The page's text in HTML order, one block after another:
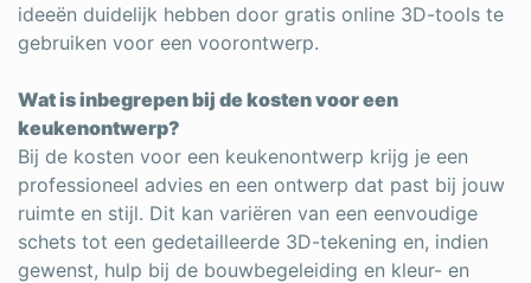
ideeën duidelijk hebben door gratis online 3D-tools te
gebruiken voor een voorontwerp.
Wat is inbegrepen bij de kosten voor een
keukenontwerp?
Bij de kosten voor een keukenontwerp krijg je een
professioneel advies en een ontwerp dat past bij jouw
ruimte en stijl. Dit kan variëren van een eenvoudige
schets tot een gedetailleerde 3D-tekening en, indien
gewenst, hulp bij de bouwbegeleiding en kleur- en